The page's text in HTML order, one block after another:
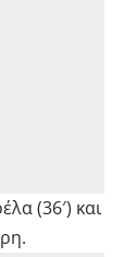
(36′) και